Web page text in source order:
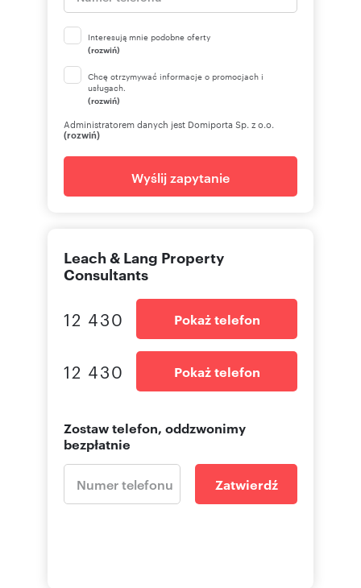
Interesują mnie podobne oferty
(rozwiń)
Chcę otrzymywać informacje o promocjach i
usługach.
(rozwiń)
Administratorem danych jest Domiporta Sp. z o.o.
(rozwiń)
Wyślij zapytanie
Leach & Lang Property
Consultants
12 430 Pokaż telefon
12 430 Pokaż telefon
Zostaw telefon, oddzwonimy
bezpłatnie
Zatwierdź